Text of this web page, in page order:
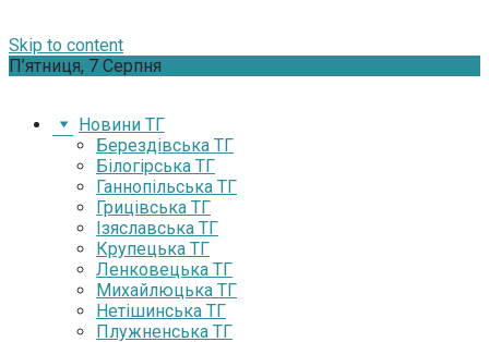
Skip to content
П’ятниця, 7 Серпня
Новини ТГ
Берездівська ТГ
Білогірська ТГ
Ганнопільська ТГ
Грицівська ТГ
Ізяславська ТГ
Крупецька ТГ
Ленковецька ТГ
Михайлюцька ТГ
Нетішинська ТГ
Плужненська ТГ